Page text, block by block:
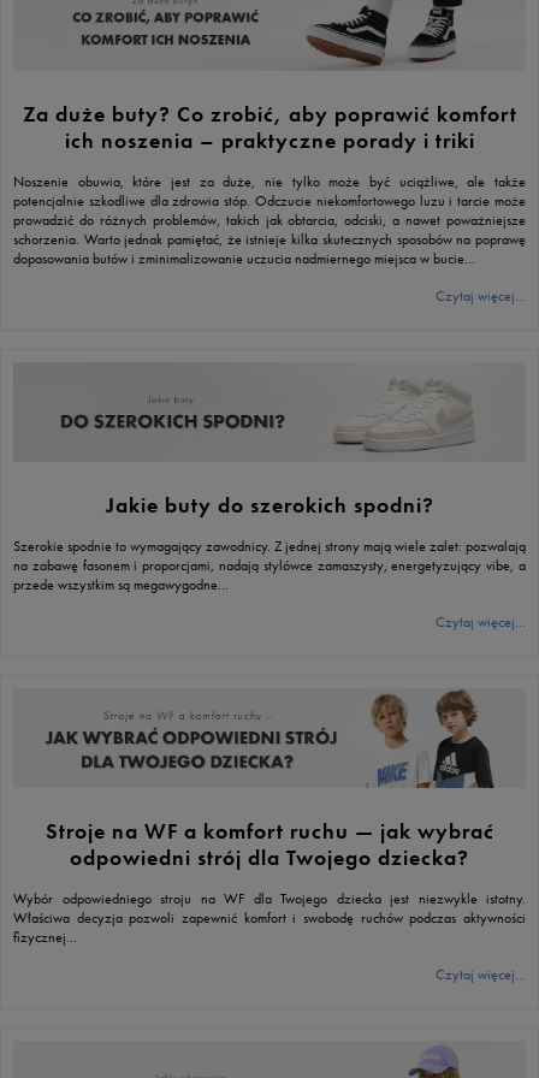
Za duże buty? Co zrobić, aby poprawić komfort
ich noszenia – praktyczne porady i triki
Noszenie obuwia, które jest za duże, nie tylko może być uciążliwe, ale także
potencjalnie szkodliwe dla zdrowia stóp. Odczucie niekomfortowego luzu i tarcie może
prowadzić do różnych problemów, takich jak obtarcia, odciski, a nawet poważniejsze
schorzenia. Warto jednak pamiętać, że istnieje kilka skutecznych sposobów na poprawę
dopasowania butów i zminimalizowanie uczucia nadmiernego miejsca w bucie...
Czytaj więcej...
Jakie buty do szerokich spodni?
Szerokie spodnie to wymagający zawodnicy. Z jednej strony mają wiele zalet: pozwalają
na zabawę fasonem i proporcjami, nadają stylówce zamaszysty, energetyzujący vibe, a
przede wszystkim są megawygodne...
Czytaj więcej...
Stroje na WF a komfort ruchu — jak wybrać
odpowiedni strój dla Twojego dziecka?
Wybór odpowiedniego stroju na WF dla Twojego dziecka jest niezwykle istotny.
Właściwa decyzja pozwoli zapewnić komfort i swobodę ruchów podczas aktywności
fizycznej...
Czytaj więcej...